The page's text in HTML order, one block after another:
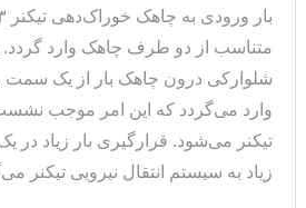
متناسب از دو طرف چاهک وارد گردد.
شلوارکی درون چاهک بار از یک سمت
وارد می‌گردد که این امر موجب
تیکنر می‌شود. قرارگیری بار زیاد
زیاد به سیستم انتقال نیرویی تیکنر